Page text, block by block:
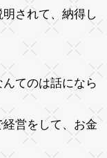
されて、納得し
てのは話になら
営をして、お金